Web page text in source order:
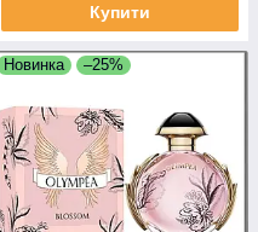
Купити
Новинка –25%